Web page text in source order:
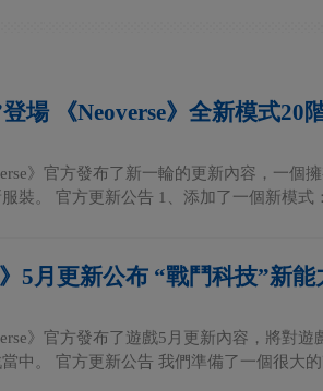
場 《Neoverse》全新模式20
》官方發布了新一輪的更新內容，一個
裝。 官方更新公告 1、添加了一個新模式
》5月更新公布 “戰鬥科技”新
》官方發布了遊戲5月更新內容，將對
中。 官方更新公告 我們準備了一個很大